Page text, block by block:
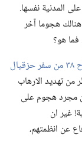
المدنية نفسها.‏
هجوما آخر
فما هو؟‏
من تهديد الارهاب
مجرد هجوم على
غير ان
عن انظمتهم،‏